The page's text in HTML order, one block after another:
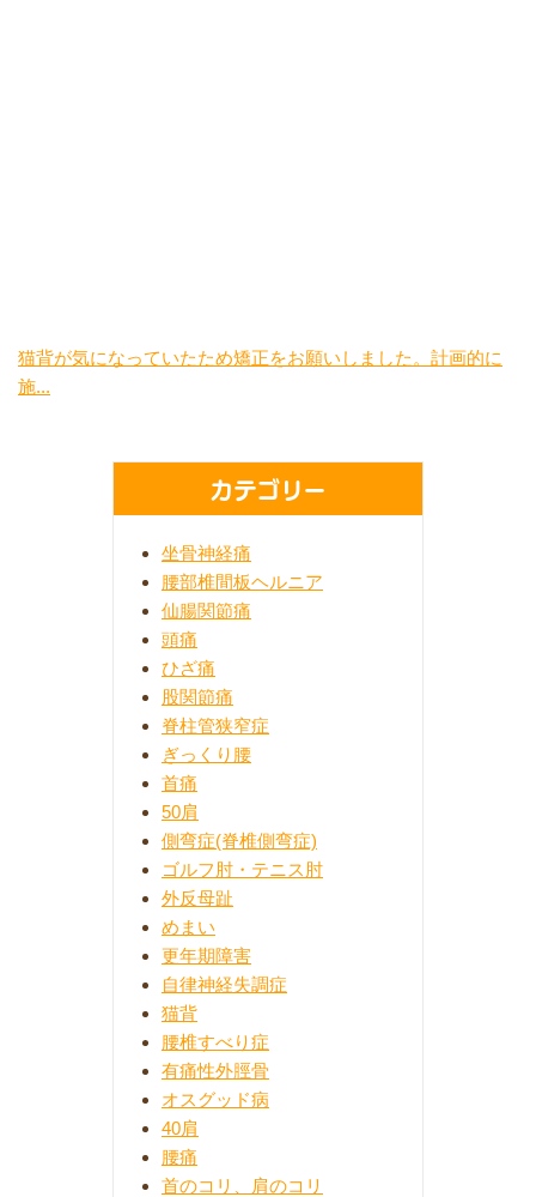
猫背が気になっていたため矯正をお願いしました。計画的に
施...
カテゴリー
坐骨神経痛
腰部椎間板ヘルニア
仙腸関節痛
頭痛
ひざ痛
股関節痛
脊柱管狭窄症
ぎっくり腰
首痛
50肩
側弯症(脊椎側弯症)
ゴルフ肘・テニス肘
外反母趾
めまい
更年期障害
自律神経失調症
猫背
腰椎すべり症
有痛性外脛骨
オスグッド病
40肩
腰痛
首のコリ、肩のコリ